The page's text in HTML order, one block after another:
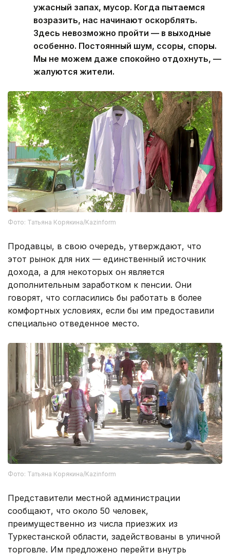
ужасный запах, мусор. Когда пытаемся
возразить, нас начинают оскорблять.
Здесь невозможно пройти — в выходные
особенно. Постоянный шум, ссоры, споры.
Мы не можем даже спокойно отдохнуть, —
жалуются жители.
Фото: Татьяна Корякина/Kazinform
Продавцы, в свою очередь, утверждают, что
этот рынок для них — единственный источник
дохода, а для некоторых он является
дополнительным заработком к пенсии. Они
говорят, что согласились бы работать в более
комфортных условиях, если бы им предоставили
специально отведенное место.
Фото: Татьяна Корякина/Kazinform
Представители местной администрации
сообщают, что около 50 человек,
преимущественно из числа приезжих из
Туркестанской области, задействованы в уличной
торговле. Им предложено перейти внутрь